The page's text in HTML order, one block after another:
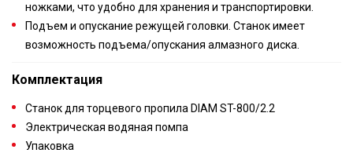
ножками, что удобно для хранения и транспортировки.
Подъем и опускание режущей головки. Станок имеет
возможность подъема/опускания алмазного диска.
Комплектация
Станок для торцевого пропила DIAM ST-800/2.2
Электрическая водяная помпа
Упаковка